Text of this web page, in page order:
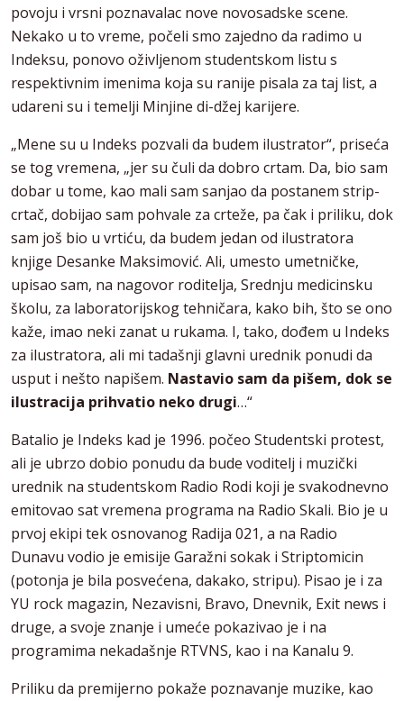
povoju i vrsni poznavalac nove novosadske scene.
Nekako u to vreme, počeli smo zajedno da radimo u
Indeksu, ponovo oživljenom studentskom listu s
respektivnim imenima koja su ranije pisala za taj list, a
udareni su i temelji Minjine di-džej karijere.
„Mene su u Indeks pozvali da budem ilustrator“, priseća
se tog vremena, „jer su čuli da dobro crtam. Da, bio sam
dobar u tome, kao mali sam sanjao da postanem strip-
crtač, dobijao sam pohvale za crteže, pa čak i priliku, dok
sam još bio u vrtiću, da budem jedan od ilustratora
knjige Desanke Maksimović. Ali, umesto umetničke,
upisao sam, na nagovor roditelja, Srednju medicinsku
školu, za laboratorijskog tehničara, kako bih, što se ono
kaže, imao neki zanat u rukama. I, tako, dođem u Indeks
za ilustratora, ali mi tadašnji glavni urednik ponudi da
usput i nešto napišem. Nastavio sam da pišem, dok se
ilustracija prihvatio neko drugi…“
Batalio je Indeks kad je 1996. počeo Studentski protest,
ali je ubrzo dobio ponudu da bude voditelj i muzički
urednik na studentskom Radio Rodi koji je svakodnevno
emitovao sat vremena programa na Radio Skali. Bio je u
prvoj ekipi tek osnovanog Radija 021, a na Radio
Dunavu vodio je emisije Garažni sokak i Striptomicin
(potonja je bila posvećena, dakako, stripu). Pisao je i za
YU rock magazin, Nezavisni, Bravo, Dnevnik, Exit news i
druge, a svoje znanje i umeće pokazivao je i na
programima nekadašnje RTVNS, kao i na Kanalu 9.
Priliku da premijerno pokaže poznavanje muzike, kao